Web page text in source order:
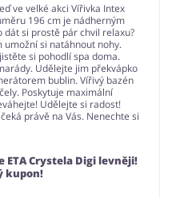
ve velké akci Vířivka Intex
196 cm je nádherným
si prostě pár chvil relaxu?
umožní si natáhnout nohy.
si pohodlí spa doma.
Udělejte jim překvápko
bublin. Vířivý bazén
Poskytuje maximální
Udělejte si radost!
právě na Vás. Nenechte si
Crystela Digi levněji!
kupon!